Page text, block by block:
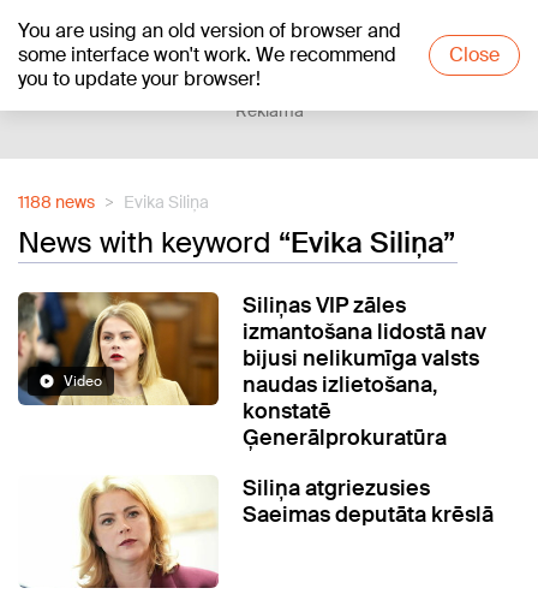
You are using an old version of browser and
some interface won't work. We recommend
you to update your browser!
Close
+12°C
Reklāma
1188 news Evika Siliņa
News with keyword “Evika Siliņa”
Video
Siliņas VIP zāles
izmantošana lidostā nav
bijusi nelikumīga valsts
naudas izlietošana,
konstatē
Ģenerālprokuratūra
Siliņa atgriezusies
Saeimas deputāta krēslā